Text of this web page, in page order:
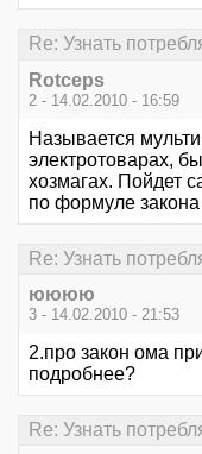
Re: Узнать
Rotceps
2 - 14.02.2010 - 16:59
Называется
электротоварах,
хозмагах. Пойдет
по формуле
Re: Узнать
юююю
3 - 14.02.2010 - 21:53
2.про закон ома
подробнее?
Re: Узнать